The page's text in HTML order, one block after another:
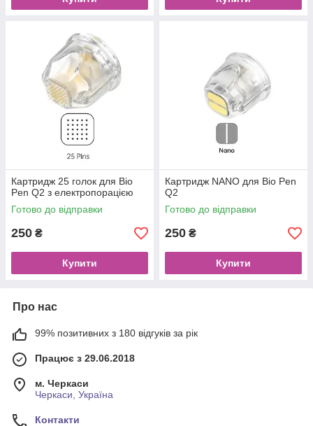
Картридж 25 голок для Bio
Pen Q2 з електропорацією
Готово до відправки
250 ₴
Купити
Картридж NANO для Bio Pen
Q2
Готово до відправки
250 ₴
Купити
Про нас
99% позитивних з 180 відгуків за рік
Працює з 29.06.2018
м. Черкаси
Черкаси, Україна
Контакти